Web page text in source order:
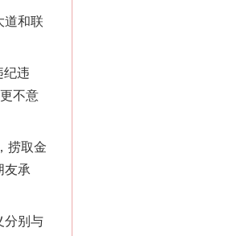
道和联
纪违
不意
捞取金
友承
分别与